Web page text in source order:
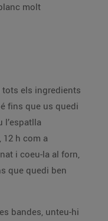
molt
ingredients
fins que us quedi
a
i coeu-la al forn,
que quedi ben
bandes, unteu-hi